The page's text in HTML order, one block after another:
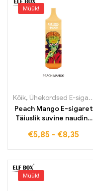
Müük!
Kõik, Ühekordsed E-sigaretid
Peach Mango E-sigaret
Täiuslik suvine nauding
BOX RGB14000 Puffs
€5,85 - €8,35
Müük!